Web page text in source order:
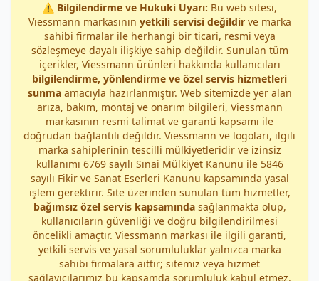
⚠️ Bilgilendirme ve Hukuki Uyarı: Bu web sitesi,
Viessmann markasının yetkili servisi değildirve marka
sahibi firmalar ile herhangi bir ticari, resmi veya
sözleşmeye dayalı ilişkiye sahip değildir. Sunulan tüm
içerikler, Viessmann ürünleri hakkında kullanıcıları
bilgilendirme, yönlendirme ve özel servis hizmetleri
sunmaamacıyla hazırlanmıştır. Web sitemizde yer alan
arıza, bakım, montaj ve onarım bilgileri, Viessmann
markasının resmi talimat ve garanti kapsamı ile
doğrudan bağlantılı değildir. Viessmann ve logoları, ilgili
marka sahiplerinin tescilli mülkiyetleridir ve izinsiz
kullanımı 6769 sayılı Sınai Mülkiyet Kanunu ile 5846
sayılı Fikir ve Sanat Eserleri Kanunu kapsamında yasal
işlem gerektirir. Site üzerinden sunulan tüm hizmetler,
bağımsız özel servis kapsamındasağlanmakta olup,
kullanıcıların güvenliği ve doğru bilgilendirilmesi
öncelikli amaçtır. Viessmann markası ile ilgili garanti,
yetkili servis ve yasal sorumluluklar yalnızca marka
sahibi firmalara aittir; sitemiz veya hizmet
sağlayıcılarımız bu kapsamda sorumluluk kabul etmez.